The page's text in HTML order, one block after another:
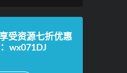
受资源七折优惠
wx071DJ